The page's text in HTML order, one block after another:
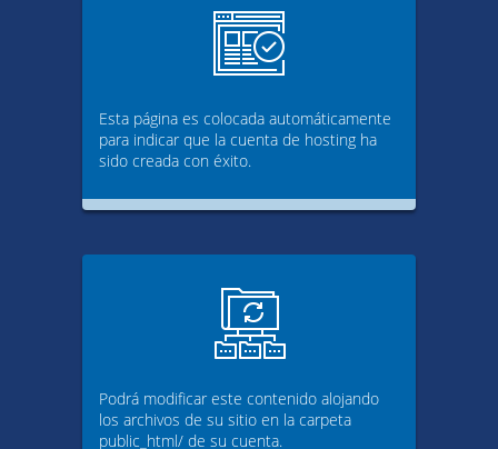
Esta página es colocada automáticamente
para indicar que la cuenta de hosting ha
sido creada con éxito.
Podrá modificar este contenido alojando
los archivos de su sitio en la carpeta
public_html/ de su cuenta.